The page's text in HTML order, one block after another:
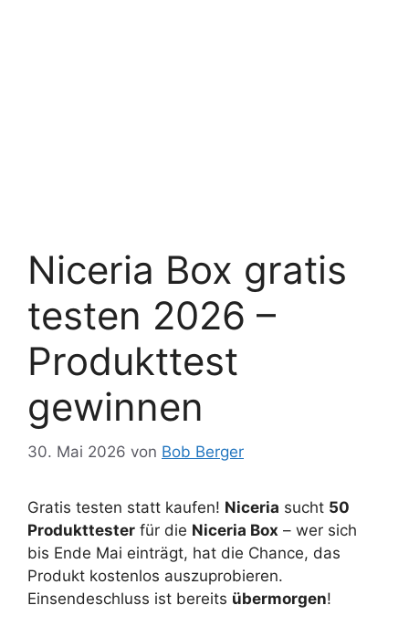
Niceria Box gratis
testen 2026 –
Produkttest
gewinnen
30. Mai 2026 von Bob Berger
Gratis testen statt kaufen! Niceria sucht 50
Produkttester für die Niceria Box – wer sich
bis Ende Mai einträgt, hat die Chance, das
Produkt kostenlos auszuprobieren.
Einsendeschluss ist bereits übermorgen!